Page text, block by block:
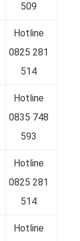
509
Hotline
0825 281
514
Hotline
0835 748
593
Hotline
0825 281
514
Hotline